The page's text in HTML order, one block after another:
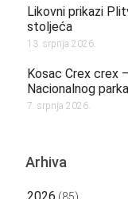
Likovni prikazi
stoljeća
13. srpnja 2026.
Kosac Crex crex
Nacionalnog
7. srpnja 2026.
Arhiva
(85)